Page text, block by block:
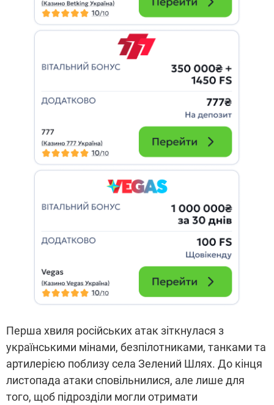
Перша хвиля російських атак зіткнулася з
українськими мінами, безпілотниками, танками та
артилерією поблизу села Зелений Шлях. До кінця
листопада атаки сповільнилися, але лише для
того, щоб підрозділи могли отримати